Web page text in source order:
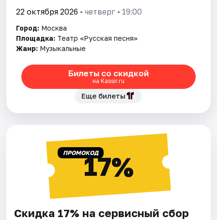
22 октября 2026 • четверг • 19:00
Город: Москва
Площадка: Театр «Русская песня»
Жанр: Музыкальные
Билеты со скидкой
на Kassir.ru
Еще билеты
ПРОМОКОД17%
Скидка 17% на сервисный сбор